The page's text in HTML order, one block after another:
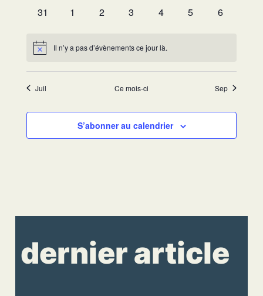
0
31
0
1
0
2
0
3
0
4
0
5
0
6
Notice Il n’y a pas d’évènements ce jour là.
Juil Ce mois-ci Sep
S’abonner au calendrier
dernier article